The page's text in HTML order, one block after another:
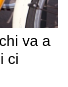
va a
ci